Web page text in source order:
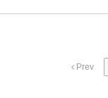
Prev